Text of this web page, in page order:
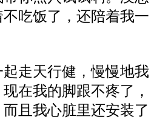
吃饭了，还陪着我一
走天行健，慢慢地我
在我的脚跟不疼了，
且我心脏里还安装了